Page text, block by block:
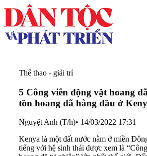
Thể thao - giải trí
5 Công viên động vật hoang
tồn hoang dã hàng đầu ở
Nguyệt Anh (T/h)• 14/03/2022 17:31
Kenya là một đất nước nằm ở miền
tiếng với hệ sinh thái được xem là